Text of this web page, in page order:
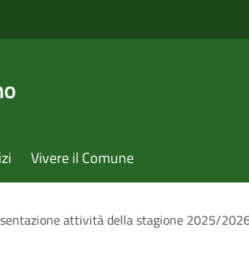
Vivere il Comune
attività della stagione 2025/